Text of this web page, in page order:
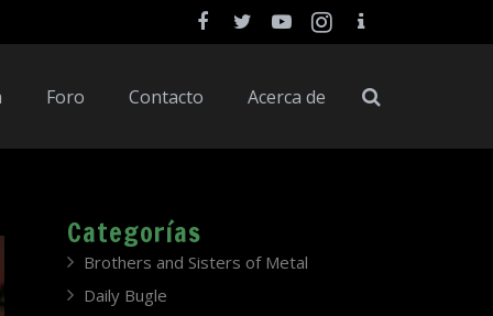
Foro Contacto Acerca de
Categorías
Brothers and Sisters of Metal
Daily Bugle